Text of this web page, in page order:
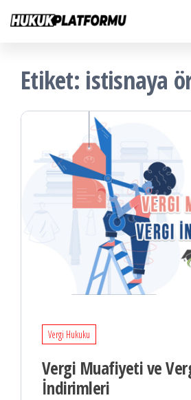
İçeriğe
atla
Etiket: istisnaya
Vergi Hukuku
Vergi Muafiyeti ve
İndirimleri